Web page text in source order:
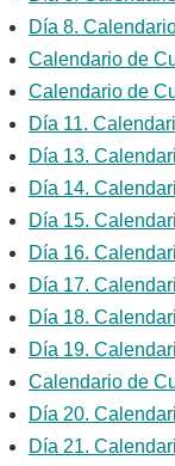
Día 8.
Calendario de
Calendario de
Día 11.
Día 13.
Día 14.
Día 15.
Día 16.
Día 17.
Día 18.
Día 19.
Calendario de
Día 20.
Día 21.